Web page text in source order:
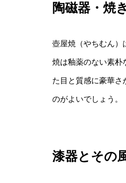
陶磁器・焼
壺屋焼（やちむん）
焼は釉薬のない素朴
た目と質感に豪華さ
のがよいでしょう。
漆器とその